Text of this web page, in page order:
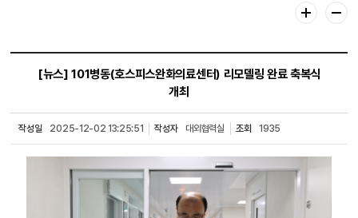
[뉴스] 101병동(호스피스완화의료센터) 리모델링 완료 축복식
개최
작성일 2025-12-02 13:25:51 작성자 대외협력실 조회 1935